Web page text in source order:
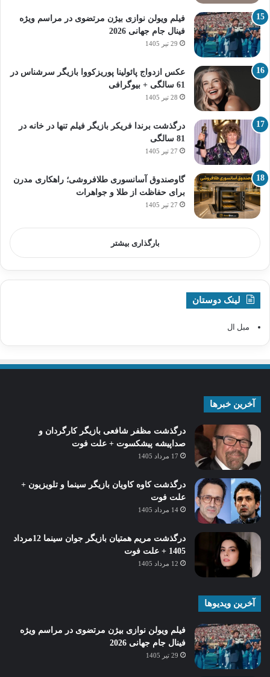
فیلم ویولن نوازی بیژن مرتضوی در مراسم ویژه
فینال جام جهانی 2026
29 تیر 1405
عکس ازدواج پائولینا پوریزکووا بازیگر سرشناس در
61 سالگی + بیوگرافی
28 تیر 1405
درگذشت برندا فریکر بازیگر فیلم تنها در خانه در
81 سالگی
27 تیر 1405
گاوصندوق آسانسوری طلافروشی؛ راهکاری مدرن
برای حفاظت از طلا و جواهرات
27 تیر 1405
بارگذاری بیشتر
لینک دوستان
مبل ال
آخرین خبرها
درگذشت مظفر شافعی بازیگر کارگردان و
صداپیشه پیشکسوت + علت فوت
17 مرداد 1405
درگذشت کاوه کاویان بازیگر سینما و تلویزیون +
علت فوت
14 مرداد 1405
درگذشت مریم همتیان بازیگر جوان سینما 12مرداد
1405 + علت فوت
12 مرداد 1405
آخرین ویدیوها
فیلم ویولن نوازی بیژن مرتضوی در مراسم ویژه
فینال جام جهانی 2026
29 تیر 1405